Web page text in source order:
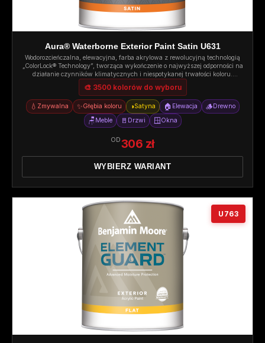
Aura® Waterborne Exterior Paint Satin U631
Wodorozcieńczalna, elewacyjna, farba akrylowa z rewolucyjną technologią
„ColorLock® Technology”, tworząca wykończenie o najwyższej odporności na
działanie czynników klimatycznych i niespotykanej trwałości koloru.
🎨 3500 kolorów do wyboru
💧 Zmywalna ✨Głębia koloru ◑Satyna 🏠 Elewacja 🪵Drewno
🪑 Meble 🚪 Drzwi 🪟 Okna
OD306 zł
WYBIERZ WARIANT
U763